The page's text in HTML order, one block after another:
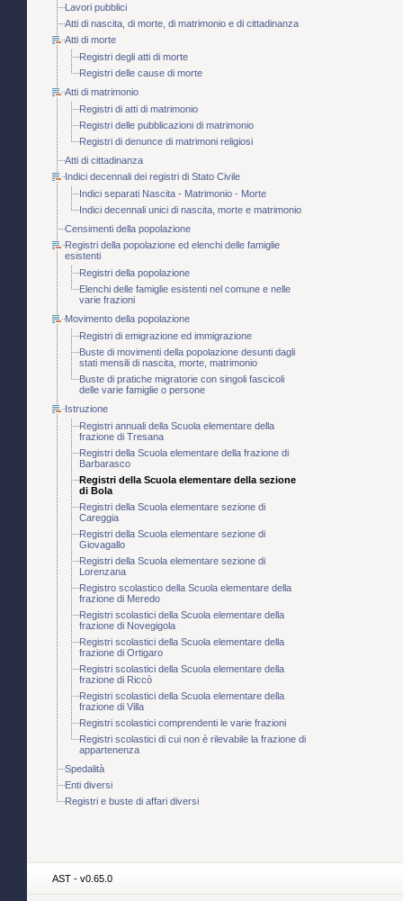
Lavori pubblici
Atti di nascita, di morte, di matrimonio e di cittadinanza
Atti di morte
Registri degli atti di morte
Registri delle cause di morte
Atti di matrimonio
Registri di atti di matrimonio
Registri delle pubblicazioni di matrimonio
Registri di denunce di matrimoni religiosi
Atti di cittadinanza
Indici decennali dei registri di Stato Civile
Indici separati Nascita - Matrimonio - Morte
Indici decennali unici di nascita, morte e matrimonio
Censimenti della popolazione
Registri della popolazione ed elenchi delle famiglie
esistenti
Registri della popolazione
Elenchi delle famiglie esistenti nel comune e nelle
varie frazioni
Movimento della popolazione
Registri di emigrazione ed immigrazione
Buste di movimenti della popolazione desunti dagli
stati mensili di nascita, morte, matrimonio
Buste di pratiche migratorie con singoli fascicoli
delle varie famiglie o persone
Istruzione
Registri annuali della Scuola elementare della
frazione di Tresana
Registri della Scuola elementare della frazione di
Barbarasco
Registri della Scuola elementare della sezione
di Bola
Registri della Scuola elementare sezione di
Careggia
Registri della Scuola elementare sezione di
Giovagallo
Registri della Scuola elementare sezione di
Lorenzana
Registro scolastico della Scuola elementare della
frazione di Meredo
Registri scolastici della Scuola elementare della
frazione di Novegigola
Registri scolastici della Scuola elementare della
frazione di Ortigaro
Registri scolastici della Scuola elementare della
frazione di Riccò
Registri scolastici della Scuola elementare della
frazione di Villa
Registri scolastici comprendenti le varie frazioni
Registri scolastici di cui non è rilevabile la frazione di
appartenenza
Spedalità
Enti diversi
Registri e buste di affari diversi
AST - v0.65.0